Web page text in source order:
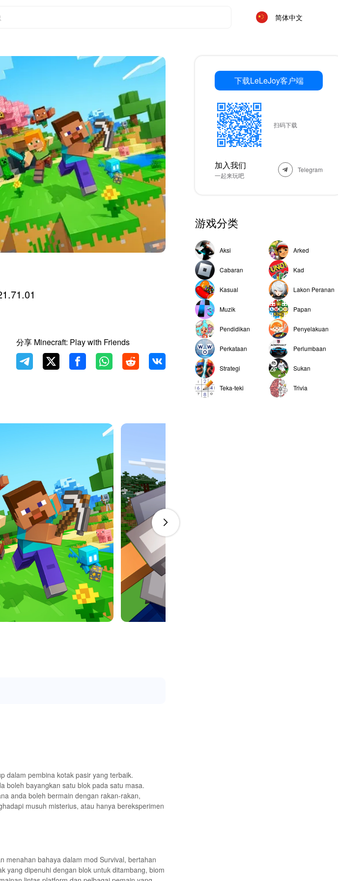
简体中文
分享 Minecraft: Play with Friends
dalam pembina kotak pasir yang terbaik.
boleh bayangkan satu blok pada satu masa.
anda boleh bermain dengan rakan-rakan,
musuh misterius, atau hanya bereksperimen
menahan bahaya dalam mod Survival, bertahan
yang dipenuhi dengan blok untuk ditambang, biom
下载LeLeJoy客户端
扫码下载
加入我们
一起来玩吧
Telegram
游戏分类
Aksi Arked
Cabaran Kad
Kasual Lakon Peranan
Muzik Papan
Pendidikan Penyelakuan
Perkataan Perlumbaan
Strategi Sukan
Teka-teki Trivia